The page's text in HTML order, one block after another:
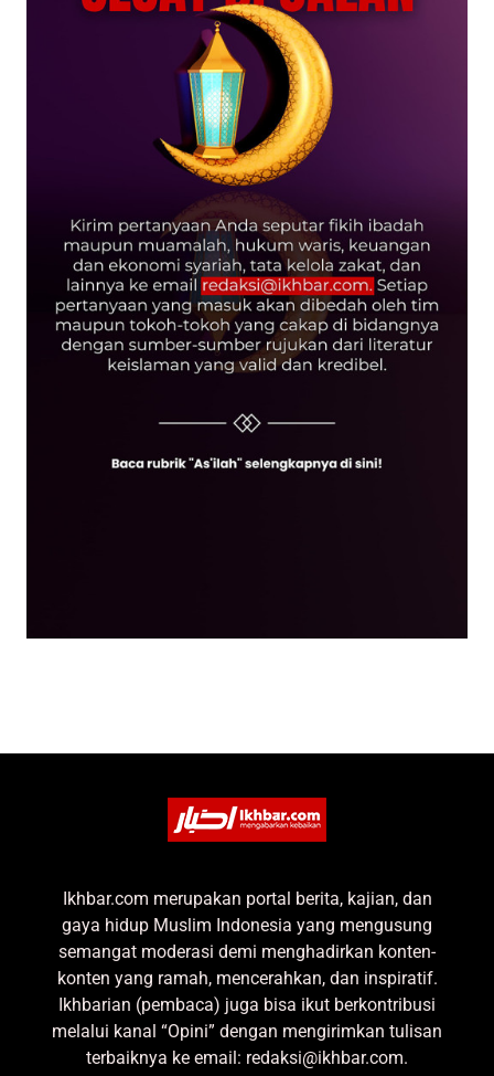
Ikhbar.com merupakan portal berita, kajian, dan
gaya hidup Muslim Indonesia yang mengusung
semangat moderasi demi menghadirkan konten-
konten yang ramah, mencerahkan, dan inspiratif.
Ikhbarian (pembaca) juga bisa ikut berkontribusi
melalui kanal “Opini” dengan mengirimkan tulisan
terbaiknya ke email: redaksi@ikhbar.com.